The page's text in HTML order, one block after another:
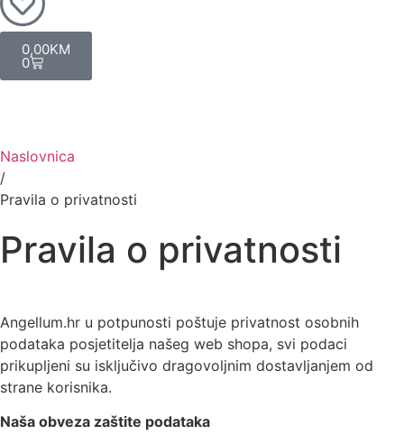
0,00KM
0
Naslovnica
/
Pravila o privatnosti
Pravila o privatnosti
Angellum.hr u potpunosti poštuje privatnost osobnih
podataka posjetitelja našeg web shopa, svi podaci
prikupljeni su isključivo dragovoljnim dostavljanjem od
strane korisnika.
Naša obveza zaštite podataka